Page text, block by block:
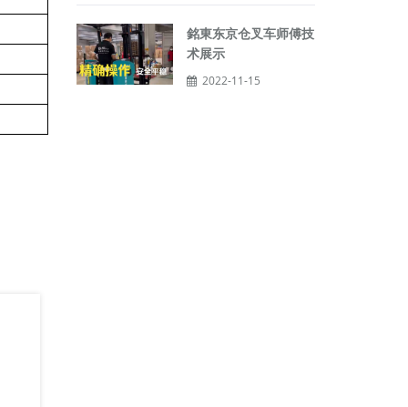
銘東东京仓叉车师傅技
术展示
2022-11-15